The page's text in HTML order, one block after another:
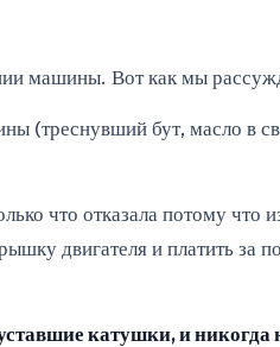
машины. Вот как мы
(треснувший бут, масло в
что отказала потому что
двигателя и платить за
катушки, и